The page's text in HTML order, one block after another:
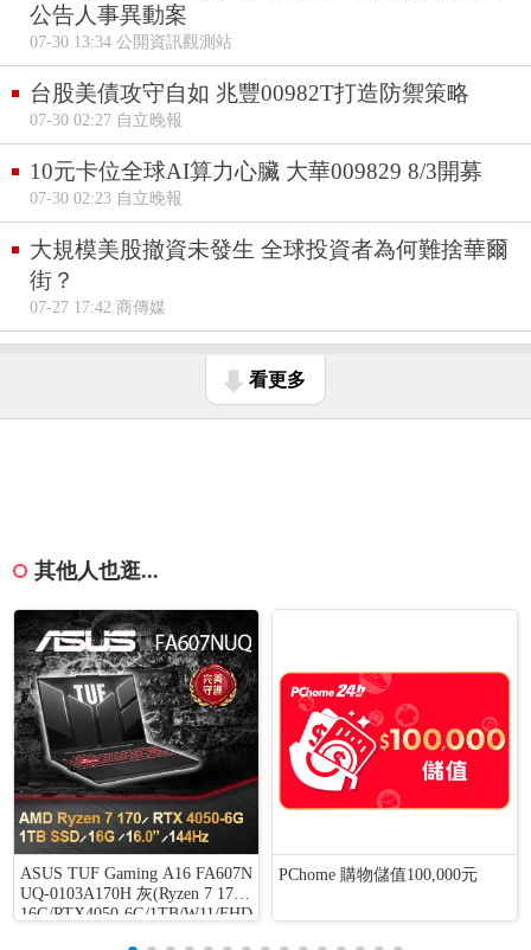
公告人事異動案
07-30 13:34 公開資訊觀測站
台股美債攻守自如 兆豐00982T打造防禦策略
07-30 02:27 自立晚報
10元卡位全球AI算力心臟 大華009829 8/3開募
07-30 02:23 自立晚報
大規模美股撤資未發生 全球投資者為何難捨華爾
街？
07-27 17:42 商傳媒
看更多
其他人也逛...
ASUS TUF Gaming A16 FA607N
UQ-0103A170H 灰(Ryzen 7 170/
16G/RTX4050-6G/1TB/W11/FHD
PChome 購物儲值100,000元